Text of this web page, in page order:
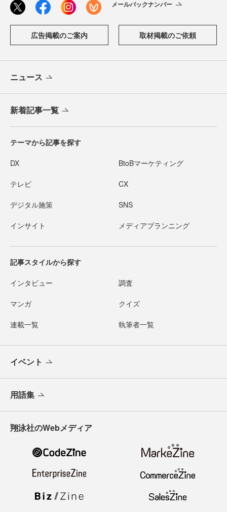
メールバックナンバー
広告掲載のご案内 取材掲載のご依頼
ニュース
新着記事一覧
テーマから記事を探す
DX BtoBマーケティング
テレビ CX
デジタル施策 SNS
インサイト メディアプランニング
記事スタイルから探す
インタビュー 調査
マンガ クイズ
連載一覧 執筆者一覧
イベント
用語集
翔泳社のWebメディア